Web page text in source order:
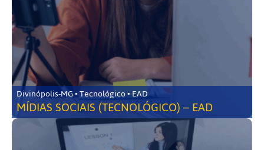
Divinópolis-MG • Tecnológico • EAD
MÍDIAS SOCIAIS (TECNOLÓGICO) – EAD